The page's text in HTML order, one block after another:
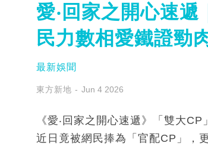
愛‧回家之開心速
民力數相愛鐵證勁
最新娛聞
東方新地 Jun 4 2026
《愛‧回家之開心速遞》「雙大
近日竟被網民捧為「官配CP」，